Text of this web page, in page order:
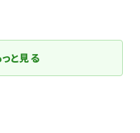
と見る